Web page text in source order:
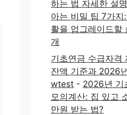
하는 법 자세한 설명
아는 비밀 팁 7가지
활을 업그레이드할
개
기초연금 수급자격
잔액 기준과 2026
wtest - 2026년 기
모의계산: 집 있고
만원 받는 법?